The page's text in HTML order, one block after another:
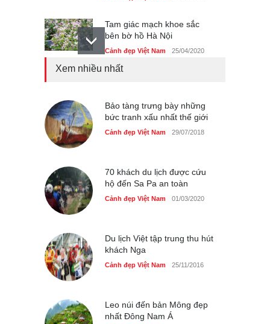
Tam giác mạch khoe sắc
bên bờ hồ Hà Nội
Cảnh đẹp Việt Nam 25/04/2020
Cảnh đẹp Việt Nam 24/04/2020
Những món ăn đồng quê
Xem nhiều nhất
Bảo tàng trưng bày những
bức tranh xấu nhất thế giới
Cảnh đẹp Việt Nam 29/07/2018
70 khách du lịch được cứu
hộ đến Sa Pa an toàn
Cảnh đẹp Việt Nam 01/03/2020
Du lịch Việt tập trung thu hút
khách Nga
Cảnh đẹp Việt Nam 25/11/2016
Leo núi đến bản Mông đẹp
nhất Đông Nam Á